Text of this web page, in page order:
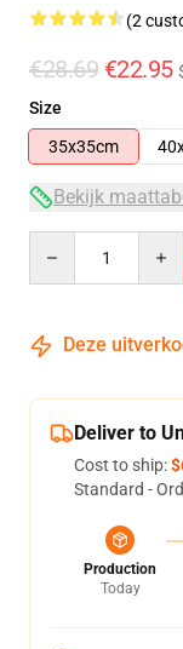
(2
€28.69 €22.95
Size
35x35cm
Bekijk
Deze
Deliver to
Cost to ship:
Standard -
Production
Today